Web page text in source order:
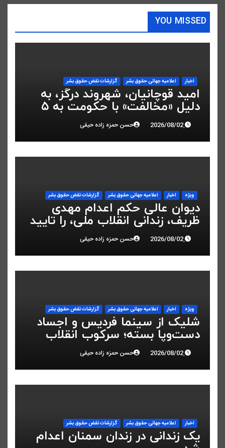
YOU MISSED
اخبار اعلاميه جهانی حقوق بشر گزارشات نقض حقوق بشر
امید قوچانیان، شهروند درگز، به
دلیل «مخالفت» با حکومت به ۵
سال زندان محکوم شد
حسن حمزه زاده حیقی
ویژه اخبار اعلاميه جهانی حقوق بشر گزارشات نقض حقوق بشر
دیوان عالی حکم اعدام مهدی
ظریف، زندانی انقلاب ملی، را تایید
کرد حسن حمزه زاده حیقی
ویژه اخبار اعلاميه جهانی حقوق بشر گزارشات نقض حقوق بشر
شلیک از سینما فردیس و اجساد
دست‌وپا بسته؛ سرکوب انقلاب
ملی در البرز حسن حمزه زاده حیقی
اخبار اعلاميه جهانی حقوق بشر گزارشات نقض حقوق بشر
یک زندانی در زندان سمنان اعدام